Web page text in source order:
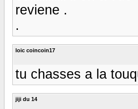
reviene .
.
loic coincoin17
tu chasses a la
jiji du 14